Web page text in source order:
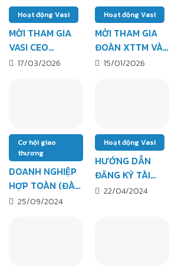
Hoạt động Vasi
MỜI THAM GIA
VASI CEO
SUMMIT 2026
17/03/2026
Hoạt động Vasi
MỜI THAM GIA
ĐOÀN XTTM VÀ
TRƯNG BÀY TẠI
MESSE 2026
15/01/2026
Cơ hội giao
thương
DOANH NGHIỆP
HỢP TOÀN (ĐÀI
LOAN) TÌM ĐỐI
25/09/2024
Hoạt động Vasi
HƯỚNG DẪN
ĐĂNG KÝ TÀI
KHOẢN HỘI VIÊN
22/04/2024